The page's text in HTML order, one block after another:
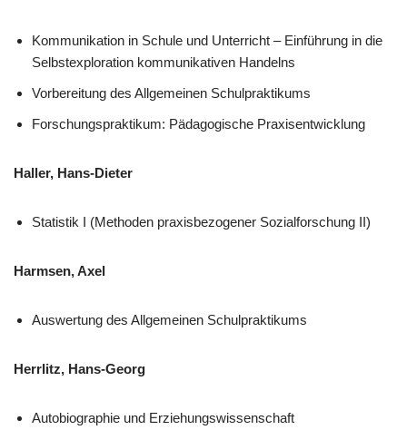
Kommunikation in Schule und Unterricht – Einführung in die
Selbstexploration kommunikativen Handelns
Vorbereitung des Allgemeinen Schulpraktikums
Forschungspraktikum: Pädagogische Praxisentwicklung
Haller, Hans-Dieter
Statistik I (Methoden praxisbezogener Sozialforschung II)
Harmsen, Axel
Auswertung des Allgemeinen Schulpraktikums
Herrlitz, Hans-Georg
Autobiographie und Erziehungswissenschaft